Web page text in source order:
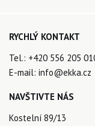
RYCHLÝ KONTAKT
Tel.: +420 556 205
E-mail: info@ekka.cz
NAVŠTIVTE NÁS
Kostelní 89/13